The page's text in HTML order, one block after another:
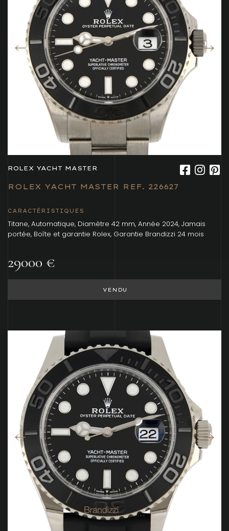
ROLEX YACHT MASTER
ROLEX YACHT MASTER REF. 226627
CARACTÉRISTIQUES
Titane, Automatique, Diamètre 42 mm, Année 2024, Jamais
portée, Boîte et garantie Rolex, Garantie Brandizzi 24 mois
29000 €
VENDU